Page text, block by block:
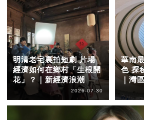
明清老宅裏拍短劇 片場
經濟如何在鄉村「生根開
花」？｜新經濟浪潮
2026-07-30
華南
色 探
｜灣